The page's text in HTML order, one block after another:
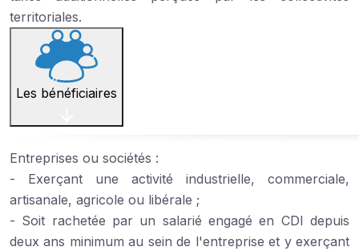
territoriales.
Les bénéficiaires
Entreprises ou sociétés :
- Exerçant une activité industrielle, commerciale,
artisanale, agricole ou libérale ;
- Soit rachetée par un salarié engagé en CDI depuis
deux ans minimum au sein de l'entreprise et y exerçant